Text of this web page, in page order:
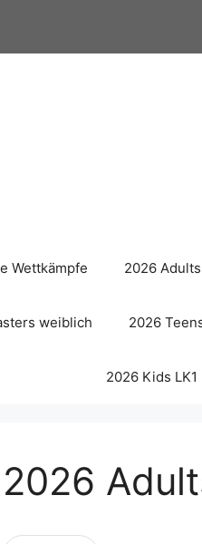
Wettkämpfe 2026
weiblich 2026
2026 Kids
2026